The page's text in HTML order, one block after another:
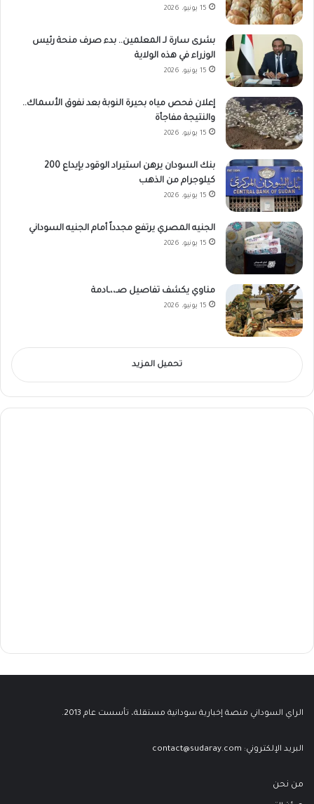
15 يونيو، 2026
بشرى سارة لـ المعلمين.. بدء صرف منحة رئيس
الوزراء في هذه الولاية
15 يونيو، 2026
إعلان فحص مياه بحيرة النوبة بعد نفوق الأسماك..
والنتيجة مفاجأة
15 يونيو، 2026
بنك السودان يرهن استيراد الوقود بإيداع 200
كيلوجرام من الذهب
15 يونيو، 2026
الجنيه المصري يرتفع مجدداً أمام الجنيه السوداني
15 يونيو، 2026
مناوي يكشف تفاصيل صـ،،ـادمة
15 يونيو، 2026
تحميل المزيد
الراي السوداني منصة إخبارية سودانية مستقلة، تأسست عام 2013.
البريد الإلكتروني: contact@sudaray.com
من نحن